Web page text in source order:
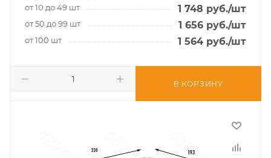
от 10 до 49 шт 1 748 руб./шт
от 50 до 99 шт 1 656 руб./шт
от 100 шт 1 564 руб./шт
В КОРЗИНУ